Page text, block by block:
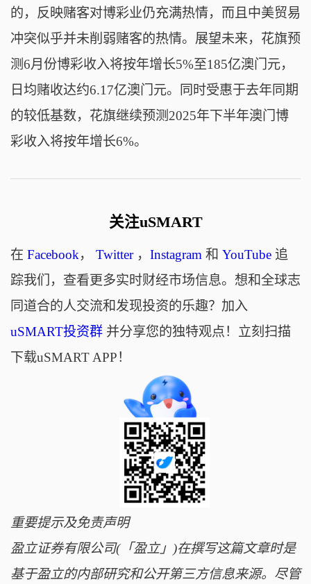
的，反映赌客对博彩业仍充满热情，而且中美贸易
冲突似乎并未削弱赌客的热情。展望未来，花旗预
测6月份博彩收入将按年增长5%至185亿澳门元，
日均赌收达约6.17亿澳门元。同时受惠于去年同期
的较低基数，花旗继续预测2025年下半年澳门博
彩收入将按年增长6%。
关注uSMART
在 Facebook， Twitter， Instagram和 YouTube追
踪我们，查看更多实时财经市场信息。想和全球志
同道合的人交流和发现投资的乐趣？加入
uSMART投资群并分享您的独特观点！立刻扫描
下载uSMART APP！
重要提示及免责声明
盈立证券有限公司(「盈立」)在撰写这篇文章时是
基于盈立的内部研究和公开第三方信息来源。尽管